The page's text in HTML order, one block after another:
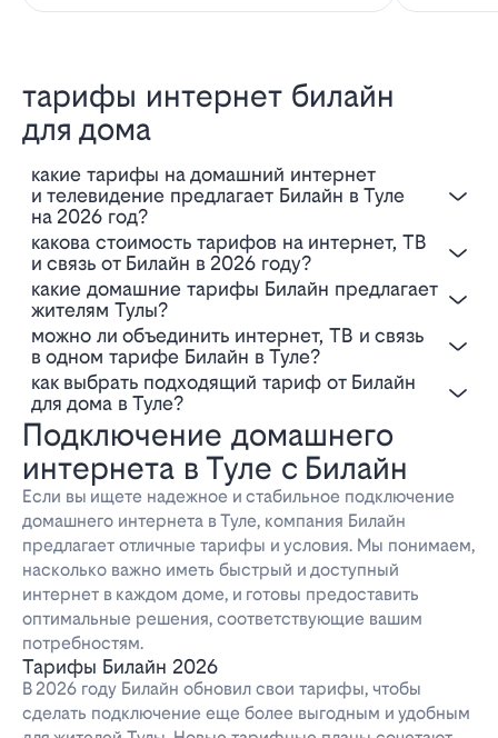
тарифы интернет билайн
для дома
Какие тарифы на домашний интернет
и телевидение предлагает Билайн в Туле
на 2026 год?
Какова стоимость тарифов на интернет, ТВ
и связь от Билайн в 2026 году?
Какие домашние тарифы Билайн предлагает
жителям Тулы?
Можно ли объединить интернет, ТВ и связь
в одном тарифе Билайн в Туле?
Как выбрать подходящий тариф от Билайн
для дома в Туле?
Подключение домашнего
интернета в Туле с Билайн
Если вы ищете надежное и стабильное подключение
домашнего интернета в Туле, компания Билайн
предлагает отличные тарифы и условия. Мы понимаем,
насколько важно иметь быстрый и доступный
интернет в каждом доме, и готовы предоставить
оптимальные решения, соответствующие вашим
потребностям.
Тарифы Билайн 2026
В 2026 году Билайн обновил свои тарифы, чтобы
сделать подключение еще более выгодным и удобным